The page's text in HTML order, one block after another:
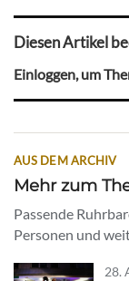
Diesen Artikel
Einloggen, um
AUS DEM ARCHIV
Mehr zum
Passende
Personen und
28.